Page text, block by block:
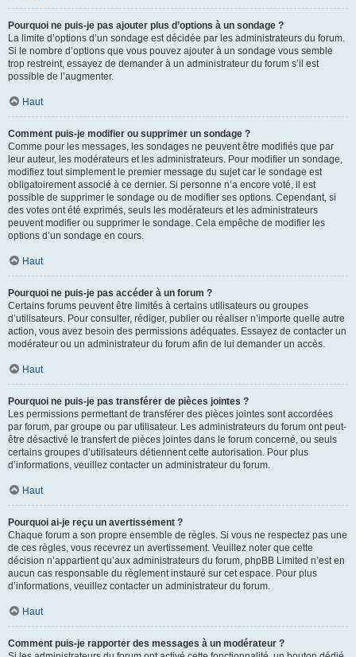
Pourquoi ne puis-je pas ajouter plus d’options à un sondage ?
La limite d’options d’un sondage est décidée par les administrateurs du forum.
Si le nombre d’options que vous pouvez ajouter à un sondage vous semble
trop restreint, essayez de demander à un administrateur du forum s’il est
possible de l’augmenter.
Haut
Comment puis-je modifier ou supprimer un sondage ?
Comme pour les messages, les sondages ne peuvent être modifiés que par
leur auteur, les modérateurs et les administrateurs. Pour modifier un sondage,
modifiez tout simplement le premier message du sujet car le sondage est
obligatoirement associé à ce dernier. Si personne n’a encore voté, il est
possible de supprimer le sondage ou de modifier ses options. Cependant, si
des votes ont été exprimés, seuls les modérateurs et les administrateurs
peuvent modifier ou supprimer le sondage. Cela empêche de modifier les
options d’un sondage en cours.
Haut
Pourquoi ne puis-je pas accéder à un forum ?
Certains forums peuvent être limités à certains utilisateurs ou groupes
d’utilisateurs. Pour consulter, rédiger, publier ou réaliser n’importe quelle autre
action, vous avez besoin des permissions adéquates. Essayez de contacter un
modérateur ou un administrateur du forum afin de lui demander un accès.
Haut
Pourquoi ne puis-je pas transférer de pièces jointes ?
Les permissions permettant de transférer des pièces jointes sont accordées
par forum, par groupe ou par utilisateur. Les administrateurs du forum ont peut-
être désactivé le transfert de pièces jointes dans le forum concerné, ou seuls
certains groupes d’utilisateurs détiennent cette autorisation. Pour plus
d’informations, veuillez contacter un administrateur du forum.
Haut
Pourquoi ai-je reçu un avertissement ?
Chaque forum a son propre ensemble de règles. Si vous ne respectez pas une
de ces règles, vous recevrez un avertissement. Veuillez noter que cette
décision n’appartient qu’aux administrateurs du forum, phpBB Limited n’est en
aucun cas responsable du règlement instauré sur cet espace. Pour plus
d’informations, veuillez contacter un administrateur du forum.
Haut
Comment puis-je rapporter des messages à un modérateur ?